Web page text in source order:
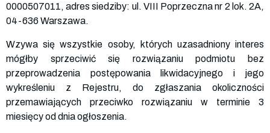
0000507011, adres siedziby: ul. VIII Poprzeczna nr 2 lok. 2A,
04-636 Warszawa.
Wzywa się wszystkie osoby, których uzasadniony interes
mógłby sprzeciwić się rozwiązaniu podmiotu bez
przeprowadzenia postępowania likwidacyjnego i jego
wykreśleniu z Rejestru, do zgłaszania okoliczności
przemawiających przeciwko rozwiązaniu w terminie 3
miesięcy od dnia ogłoszenia.